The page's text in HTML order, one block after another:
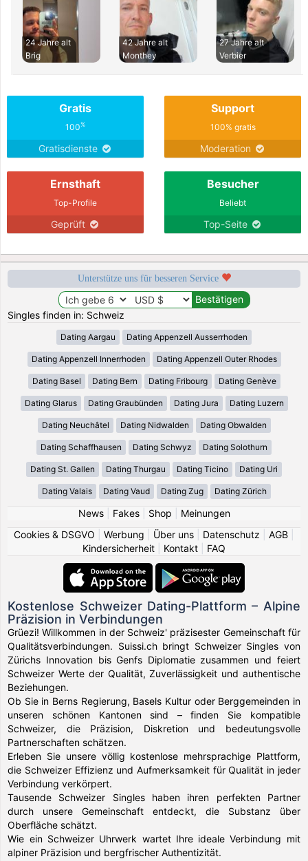
24 Jahre alt
Brig
42 Jahre alt
Monthey
27 Jahre alt
Verbier
Gratis
100%
Gratisdienste
Support
100% gratis
Moderation
Ernsthaft
Top-Profile
Geprüft
Besucher
Beliebt
Top-Seite
Unterstütze uns für besseren Service
Singles finden in: Schweiz
Dating Aargau Dating Appenzell Ausserrhoden
Dating Appenzell Innerrhoden Dating Appenzell Outer Rhodes
Dating Basel Dating Bern Dating Fribourg Dating Genève
Dating Glarus Dating Graubünden Dating Jura Dating Luzern
Dating Neuchâtel Dating Nidwalden Dating Obwalden
Dating Schaffhausen Dating Schwyz Dating Solothurn
Dating St. Gallen Dating Thurgau Dating Ticino Dating Uri
Dating Valais Dating Vaud Dating Zug Dating Zürich
News| Fakes| Shop
Meinungen
Cookies & DSGVO
Werbung Über uns Datenschutz AGB
Kindersicherheit
Kontakt FAQ
Kostenlose Schweizer Dating-Plattform – Alpine
Präzision in Verbindungen
Grüezi! Willkommen in der Schweiz' präzisester Gemeinschaft für
Qualitätsverbindungen. Suissi.ch bringt Schweizer Singles von
Zürichs Innovation bis Genfs Diplomatie zusammen und feiert
Schweizer Werte der Qualität, Zuverlässigkeit und authentische
Beziehungen.
Ob Sie in Berns Regierung, Basels Kultur oder Berggemeinden in
unseren schönen Kantonen sind – finden Sie kompatible
Schweizer, die Präzision, Diskretion und bedeutungsvolle
Partnerschaften schätzen.
Erleben Sie unsere völlig kostenlose mehrsprachige Plattform,
die Schweizer Effizienz und Aufmerksamkeit für Qualität in jeder
Verbindung verkörpert.
Tausende Schweizer Singles haben ihren perfekten Partner
durch unsere Gemeinschaft entdeckt, die Substanz über
Oberfläche schätzt.
Wie ein Schweizer Uhrwerk wartet Ihre ideale Verbindung mit
alpiner Präzision und bergfrischer Authentizität.